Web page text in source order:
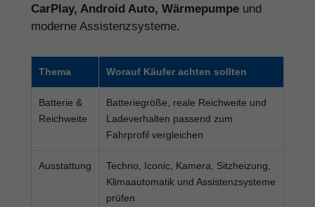
CarPlay, Android Auto, Wärmepumpe und
moderne Assistenzsysteme.
Thema Worauf Käufer achten sollten
Batterie &
Reichweite
Batteriegröße, reale Reichweite und
Ladeverhalten passend zum
Fahrprofil vergleichen
Ausstattung
Techno, Iconic, Kamera, Sitzheizung,
Klimaautomatik und Assistenzsysteme
prüfen